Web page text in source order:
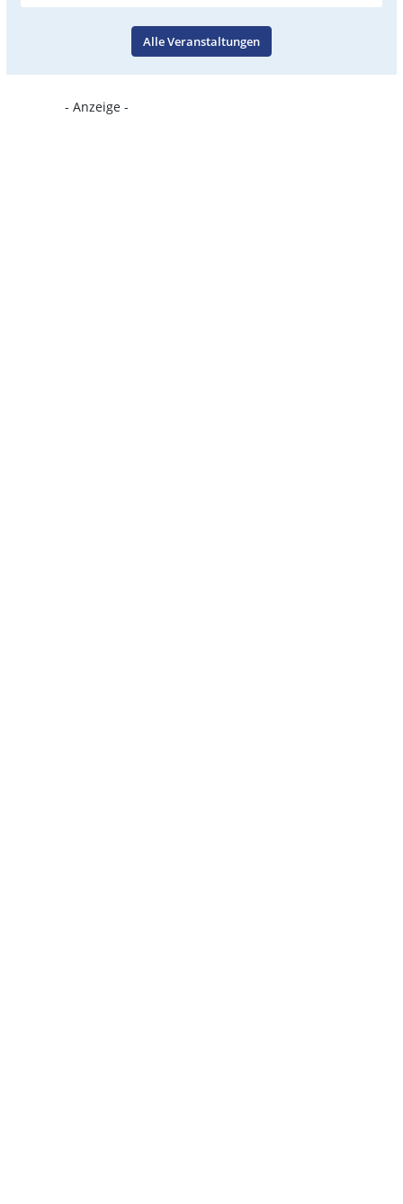
Alle Veranstaltungen
- Anzeige -